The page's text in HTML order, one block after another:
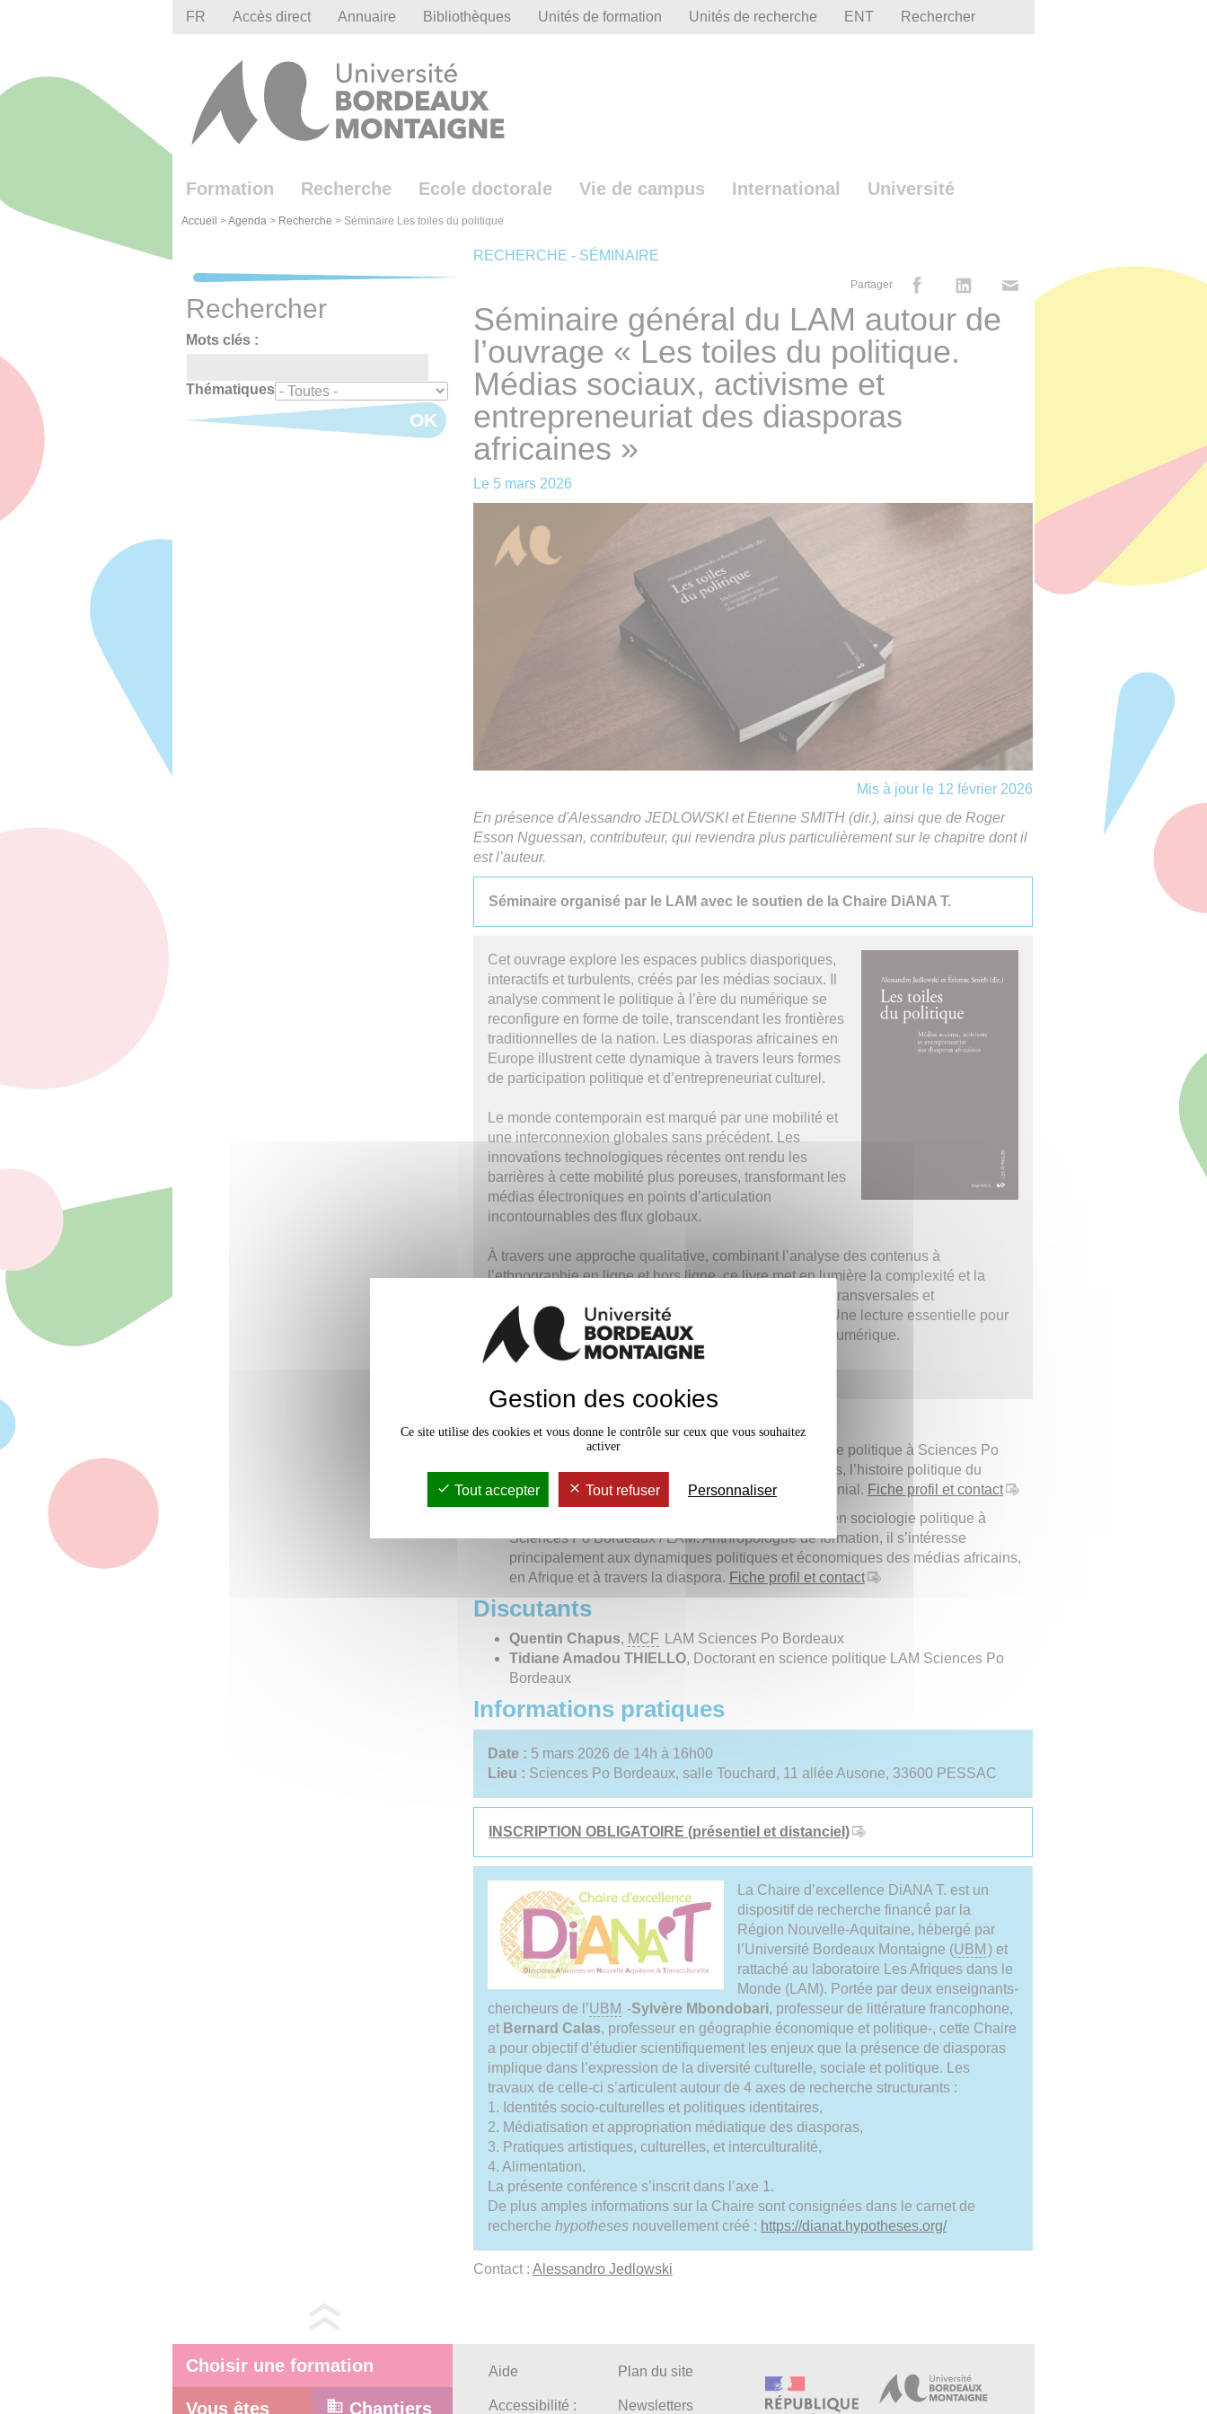
FR Accès direct Annuaire Bibliothèques Unités de formation Unités de recherche ENT Rechercher
Formation Recherche Ecole doctorale Vie de campus International Université
Accueil >Agenda > Recherche > Séminaire Les toiles du politique
RECHERCHE - SÉMINAIRE
Partager
Séminaire général du LAM autour de
l’ouvrage « Les toiles du politique.
Médias sociaux, activisme et
entrepreneuriat des diasporas
africaines »
Le 5 mars 2026
Mis à jour le 12 février 2026
En présence d'Alessandro JEDLOWSKI et Etienne SMITH (dir.), ainsi que de Roger
Esson Nguessan, contributeur, qui reviendra plus particulièrement sur le chapitre dont il
est l’auteur.
Séminaire organisé par le LAM avec le soutien de la Chaire DiANA T.
Cet ouvrage explore les espaces publics diasporiques,
interactifs et turbulents, créés par les médias sociaux. Il
analyse comment le politique à l’ère du numérique se
reconfigure en forme de toile, transcendant les frontières
traditionnelles de la nation. Les diasporas africaines en
Europe illustrent cette dynamique à travers leurs formes
de participation politique et d’entrepreneuriat culturel.
Le monde contemporain est marqué par une mobilité et
une interconnexion globales sans précédent. Les
innovations technologiques récentes ont rendu les
barrières à cette mobilité plus poreuses, transformant les
médias électroniques en points d’articulation
incontournables des flux globaux.
À travers une approche qualitative, combinant l’analyse des contenus à
l’ethnographie en ligne et hors ligne, ce livre met en lumière la complexité et la
fluidité des pratiques qui façonnent des communautés transversales et
transnationales, allant de l’hyper local au panafricain. Une lecture essentielle pour
saisir les nouvelles configurations du politique à l’ère numérique.
A propos des auteurs
Étienne Smithest maître de conférences en science politique à Sciences Po
Bordeaux / LAM. Il travaille sur le vote des diasporas, l’histoire politique du
Sénégal et l’histoire de l’éducation en contexte colonial. Fiche profil et contact
est maître de conférences en sociologie politique à
Sciences Po Bordeaux / LAM. Anthropologue de formation, il s’intéresse
principalement aux dynamiques politiques et économiques des médias africains,
en Afrique et à travers la diaspora. Fiche profil et contact
Discutants
Quentin Chapus, MCF
LAM Sciences Po Bordeaux
Tidiane Amadou THIELLO, Doctorant en science politique LAM Sciences Po
Bordeaux
Informations pratiques
Date : 5 mars 2026 de 14h à 16h00
Lieu : Sciences Po Bordeaux, salle Touchard, 11 allée Ausone, 33600 PESSAC
INSCRIPTION OBLIGATOIRE (présentiel et distanciel)
La Chaire d’excellence DiANA T. est un
dispositif de recherche financé par la
Région Nouvelle-Aquitaine, hébergé par
l’Université Bordeaux Montaigne (UBM ) et
rattaché au laboratoire Les Afriques dans le
Monde (LAM). Portée par deux enseignants-
chercheurs de l’UBM -Sylvère Mbondobari, professeur de littérature francophone,
et Bernard Calas, professeur en géographie économique et politique-, cette Chaire
a pour objectif d’étudier scientifiquement les enjeux que la présence de diasporas
implique dans l’expression de la diversité culturelle, sociale et politique. Les
travaux de celle-ci s’articulent autour de 4 axes de recherche structurants :
1. Identités socio-culturelles et politiques identitaires,
2. Médiatisation et appropriation médiatique des diasporas,
3. Pratiques artistiques, culturelles, et interculturalité,
4. Alimentation.
La présente conférence s’inscrit dans l’axe 1.
De plus amples informations sur la Chaire sont consignées dans le carnet de
recherche hypothesesnouvellement créé : https://dianat.hypotheses.org/
Contact : Alessandro Jedlowski
Rechercher
Mots clés :
Thématiques
OK
Choisir une formation
Vous êtes Chantiers
Aide
Accessibilité :
Plan du site
Newsletters
Gestion des cookies
Ce site utilise des cookies et vous donne le contrôle sur ceux que vous souhaitez
activer
Tout accepter Tout refuser Personnaliser